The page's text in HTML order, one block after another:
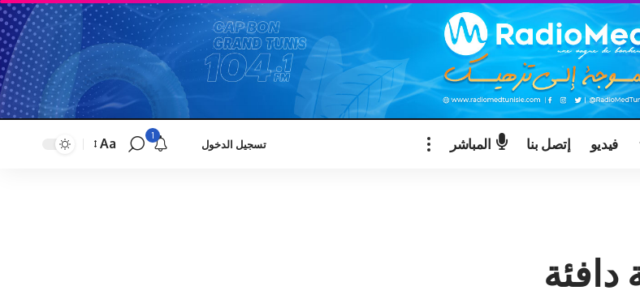
فيديو إتصل بنا المباشر تسجيل الدخول
1
Font
Aa